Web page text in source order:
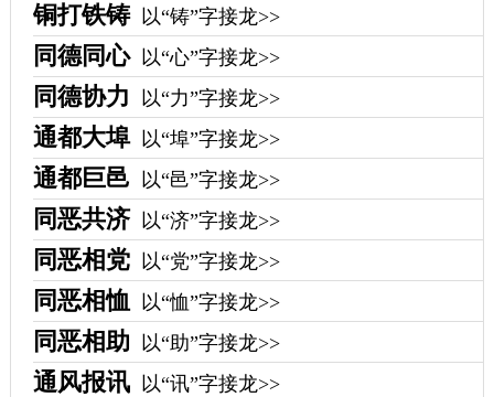
铜打铁铸 以“铸”字接龙>>
同德同心 以“心”字接龙>>
同德协力 以“力”字接龙>>
通都大埠 以“埠”字接龙>>
通都巨邑 以“邑”字接龙>>
同恶共济 以“济”字接龙>>
同恶相党 以“党”字接龙>>
同恶相恤 以“恤”字接龙>>
同恶相助 以“助”字接龙>>
通风报讯 以“讯”字接龙>>